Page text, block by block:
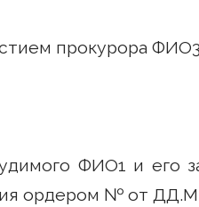
прокурора
ФИО1 и его
ордером № от